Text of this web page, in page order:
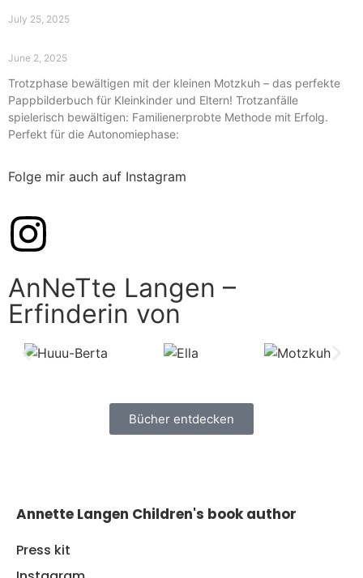
July 25, 2025
June 2, 2025
Trotzphase bewältigen mit der kleinen Motzkuh – das perfekte
Pappbilderbuch für Kleinkinder und Eltern! Trotzanfälle
spielerisch bewältigen: Familienerprobte Methode mit Erfolg.
Perfekt für die Autonomiephase:
Folge mir auch auf Instagram
AnNeTte Langen –
Erfinderin von
Bücher entdecken
Annette Langen Children's book author
Press kit